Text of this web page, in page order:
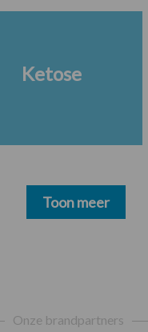
Ketose
Toon meer
Onze brandpartners